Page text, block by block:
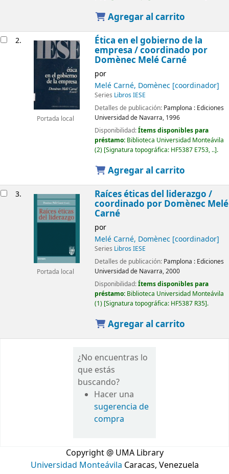
Agregar al carrito
2.
Portada local
Ética en el gobierno de la
empresa /coordinado por
Domènec Melé Carné
por
Melé Carné, Domènec[coordinador]
Series Libros IESE
Detalles de publicación: Pamplona : Ediciones
Universidad de Navarra, 1996
Disponibilidad:Ítems disponibles para
préstamo: Biblioteca Universidad Monteávila
(2) Signatura topográfica: HF5387 E753, .. .
Agregar al carrito
3.
Portada local
Raíces éticas del liderazgo /
coordinado por Domènec Melé
Carné
por
Melé Carné, Domènec[coordinador]
Series Libros IESE
Detalles de publicación: Pamplona : Ediciones
Universidad de Navarra,2000
Disponibilidad:Ítems disponibles para
préstamo: Biblioteca Universidad Monteávila
(1) Signatura topográfica: HF5387 R35 .
Agregar al carrito
¿No encuentras lo
que estás
buscando?
Hacer una
sugerencia de
compra
Copyright @ UMA Library
Universidad Monteávila Caracas, Venezuela